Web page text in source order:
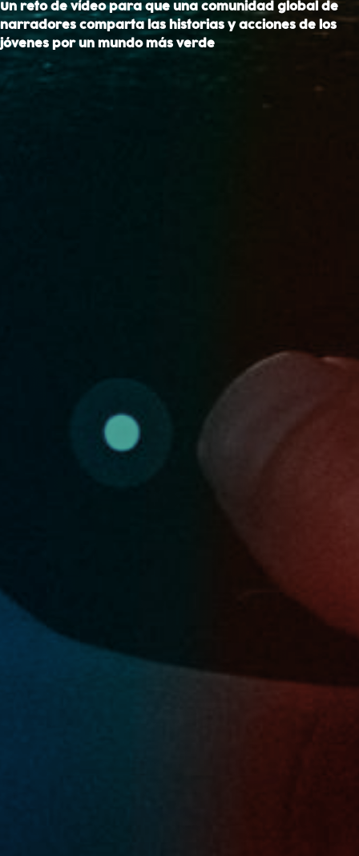
Un reto de vídeo para que una comunidad global de
narradores comparta las historias y acciones de los
jóvenes por un mundo más verde